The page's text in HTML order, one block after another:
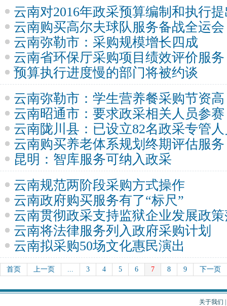
云南对2016年政采预算编制和执行
云南购买高尔夫球队服务备战全运会
云南弥勒市：采购规模增长四成
云南省环保厅采购项目绩效评价服务
预算执行进度慢的部门将被约谈
云南弥勒市：学生营养餐采购节资高
云南昭通市：要求政采相关人员参赛
云南陇川县：已设立82名政采专管
云南购买养老体系规划终期评估服务
昆明：智库服务可纳入政采
云南规范两阶段采购方式操作
云南政府购买服务有了“标尺”
云南贯彻政采支持监狱企业发展政
云南将法律服务列入政府采购计划
云南拟采购50场文化惠民演出
首页 上一页 ... 3 4 5 6 7 8 9 下一页
关于我们